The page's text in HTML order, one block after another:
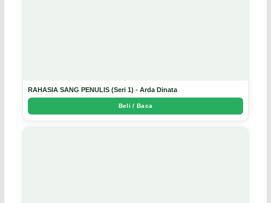
RAHASIA SANG PENULIS (Seri 1) - Arda Dinata
Beli / Baca